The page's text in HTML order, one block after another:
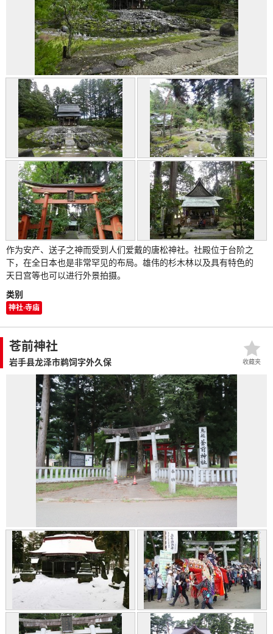
作为安产、送子之神而受到人们爱戴的唐松神社。社殿位于台阶之
下，在全日本也是非常罕见的布局。雄伟的杉木林以及具有特色的
天日宫等也可以进行外景拍摄。
类别
神社·寺庙
苍前神社
岩手县龙泽市鹈饲字外久保 收藏夹